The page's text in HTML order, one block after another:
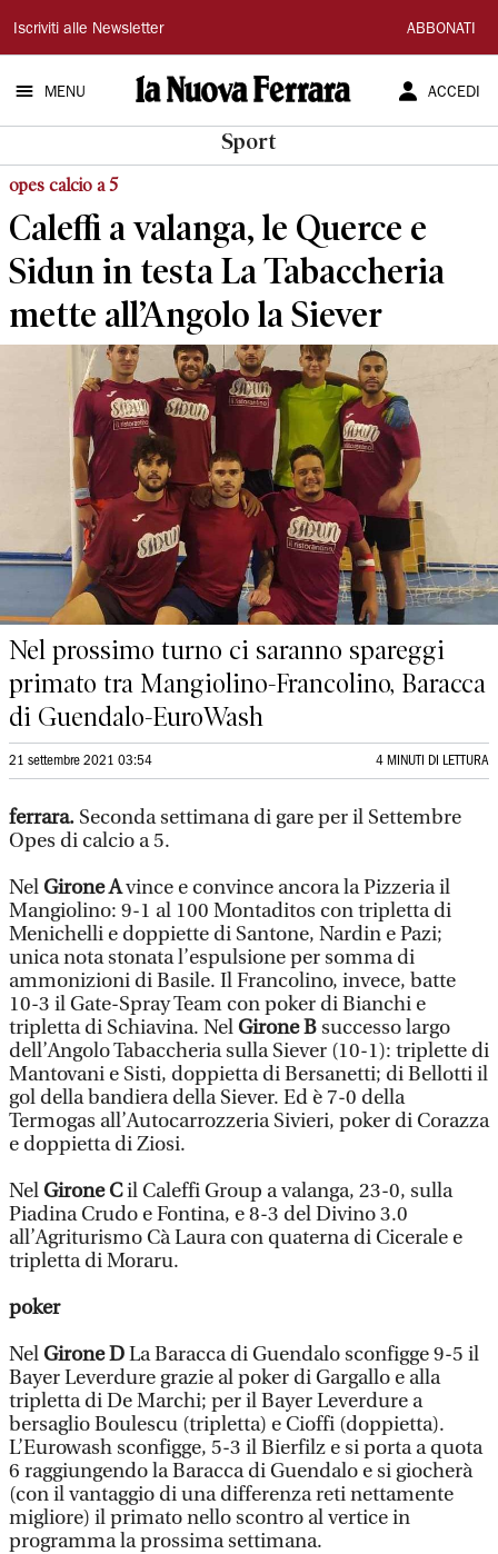
La
Nuova
Ferrara
Iscriviti alle Newsletter ABBONATI
MENU ACCEDI
Sport
opes calcio a 5
Caleffi a valanga, le Querce e
Sidun in testa La Tabaccheria
mette all’Angolo la Siever
Nel prossimo turno ci saranno spareggi
primato tra Mangiolino-Francolino, Baracca
di Guendalo-EuroWash
21 settembre 2021 03:54 4 MINUTI DI LETTURA
ferrara. Seconda settimana di gare per il Settembre
Opes di calcio a 5.
NelGirone Avince e convince ancora la Pizzeria il
Mangiolino: 9-1 al 100 Montaditos con tripletta di
Menichelli e doppiette di Santone, Nardin e Pazi;
unica nota stonata l’espulsione per somma di
ammonizioni di Basile. Il Francolino, invece, batte
10-3 il Gate-Spray Team con poker di Bianchi e
tripletta di Schiavina. NelGirone Bsuccesso largo
dell’Angolo Tabaccheria sulla Siever (10-1): triplette di
Mantovani e Sisti, doppietta di Bersanetti; di Bellotti il
gol della bandiera della Siever. Ed è 7-0 della
Termogas all’Autocarrozzeria Sivieri, poker di Corazza
e doppietta di Ziosi.
NelGirone Cil Caleffi Group a valanga, 23-0, sulla
Piadina Crudo e Fontina, e 8-3 del Divino 3.0
all’Agriturismo Cà Laura con quaterna di Cicerale e
tripletta di Moraru.
poker
NelGirone DLa Baracca di Guendalo sconfigge 9-5 il
Bayer Leverdure grazie al poker di Gargallo e alla
tripletta di De Marchi; per il Bayer Leverdure a
bersaglio Boulescu (tripletta) e Cioffi (doppietta).
L’Eurowash sconfigge, 5-3 il Bierfilz e si porta a quota
6 raggiungendo la Baracca di Guendalo e si giocherà
(con il vantaggio di una differenza reti nettamente
migliore) il primato nello scontro al vertice in
programma la prossima settimana.